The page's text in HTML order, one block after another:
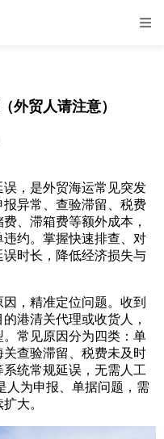
外贸人请注意）
，是外贸海运常见突发
异常、查验滞留、税费
、滞箱费等额外成本，
约。掌握快速排查、对
时长，降低经济损失与
，精准定位问题。收到
港清关代理或收货人，
常见原因分为四类：单
查验滞留、税费未及时
统常规延误，无需人工
人为申报、单据问题，需
大。